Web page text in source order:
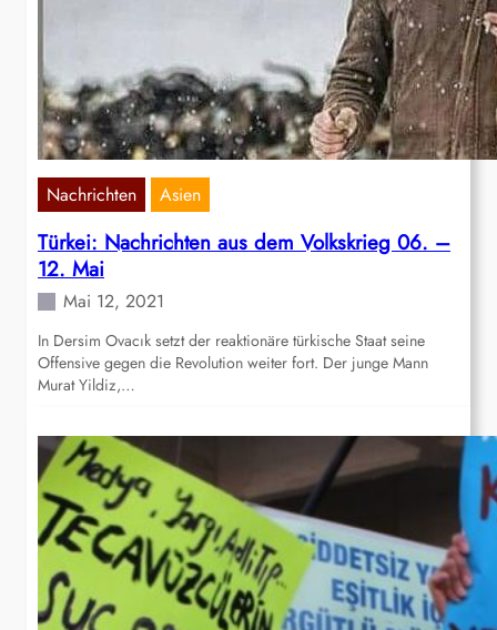
Nachrichten Asien
Türkei: Nachrichten aus dem Volkskrieg 06. –
12. Mai
Mai 12, 2021
In Dersim Ovacık setzt der reaktionäre türkische Staat seine
Offensive gegen die Revolution weiter fort. Der junge Mann
Murat Yildiz,…